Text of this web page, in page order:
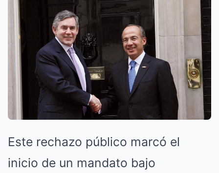
Este rechazo público marcó el
inicio de un mandato bajo